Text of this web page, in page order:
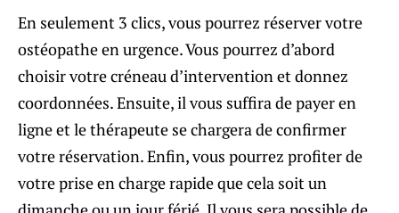
En seulement 3 clics, vous pourrez réserver votre
ostéopathe en urgence. Vous pourrez d’abord
choisir votre créneau d’intervention et donnez
coordonnées. Ensuite, il vous suffira de payer en
ligne et le thérapeute se chargera de confirmer
votre réservation. Enfin, vous pourrez profiter de
votre prise en charge rapide que cela soit un